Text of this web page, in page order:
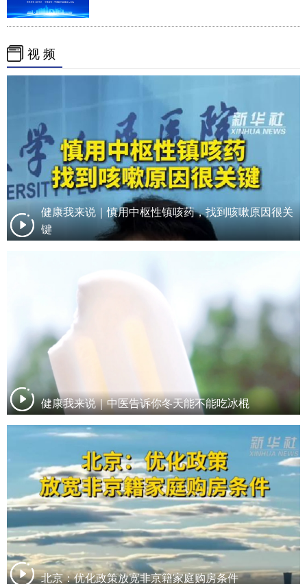
视 频
健康我来说｜慎用中枢性镇咳药，找到咳嗽原因很关
键
健康我来说｜中医告诉你冬天能不能吃冰棍
北京：优化政策放宽非京籍家庭购房条件